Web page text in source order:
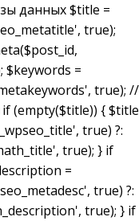
данных $title =
true);
$keywords =
true); //
(empty($title)) { $title
true) ?:
true); } if
=
true) ?:
true); } if